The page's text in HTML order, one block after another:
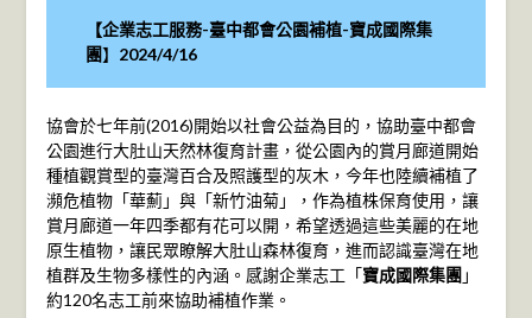
【企業志工服務-臺中都會公園補植-寶成國際集
團】 2024/4/16
協會於七年前(2016)開始以社會公益為目的，協助臺中都會
公園進行大肚山天然林復育計畫，從公園內的賞月廊道開始
種植觀賞型的臺灣百合及照護型的灰木，今年也陸續補植了
瀕危植物「華薊」與「新竹油菊」，作為植株保育使用，讓
賞月廊道一年四季都有花可以開，希望透過這些美麗的在地
原生植物，讓民眾瞭解大肚山森林復育，進而認識臺灣在地
植群及生物多樣性的內涵。感謝企業志工「寶成國際集團 」
約120名志工前來協助補植作業。